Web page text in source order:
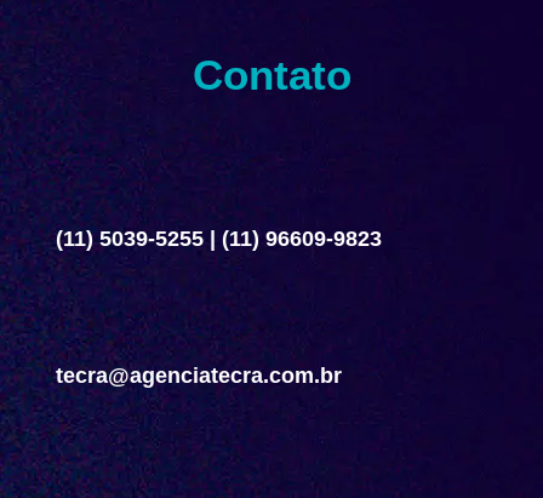
Contato
(11) 5039-5255| (11) 96609-9823
tecra@agenciatecra.com.br